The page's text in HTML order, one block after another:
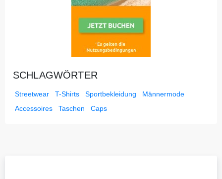
SCHLAGWÖRTER
Streetwear T-Shirts Sportbekleidung
Männermode
Accessoires
Taschen Caps